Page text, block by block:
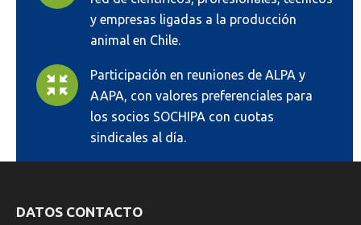
y empresas ligadas a la producción
animal en Chile.
Participación en reuniones de ALPA y
AAPA, con valores preferenciales para
los socios SOCHIPA con cuotas
sindicales al día.
DATOS CONTACTO